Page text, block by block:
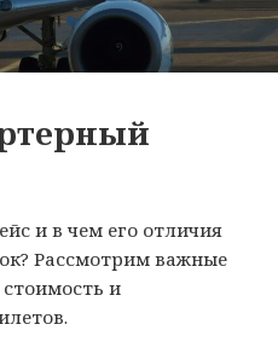
и в чем его отличия
Рассмотрим важные
стоимость и